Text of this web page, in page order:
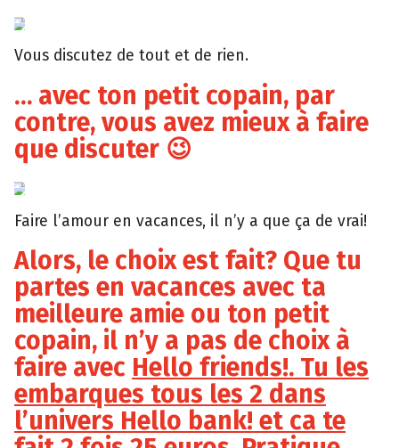
Giphy
Vous discutez de tout et de rien.
… avec ton petit copain, par
contre, vous avez mieux à faire
que discuter 😉
Tumblr
Faire l’amour en vacances, il n’y a que ça de vrai!
Alors, le choix est fait? Que tu
partes en vacances avec ta
meilleure amie ou ton petit
copain, il n’y a pas de choix à
faire avec Hello friends!. Tu les
embarques tous les 2 dans
l’univers Hello bank! et ca te